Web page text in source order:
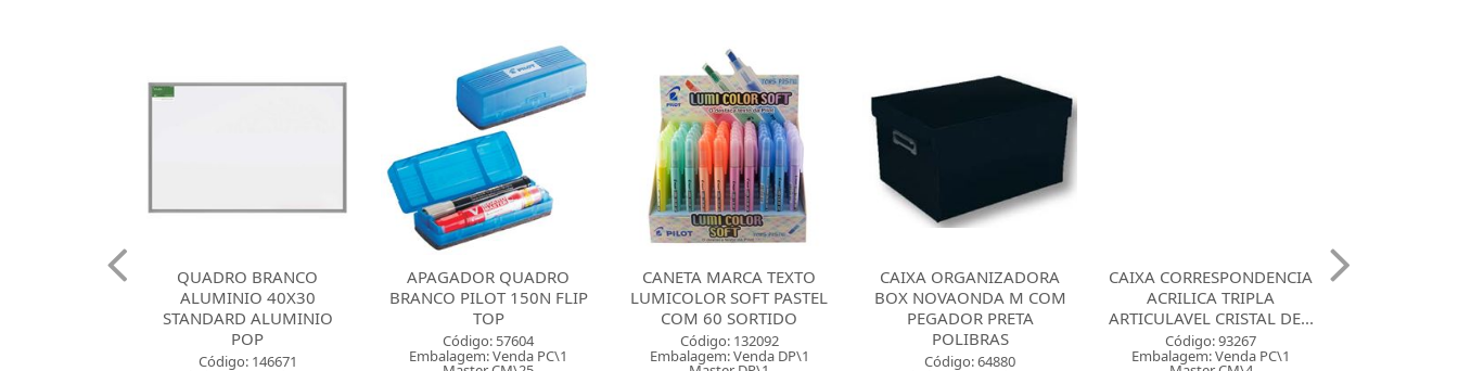
QUADRO BRANCO
ALUMINIO 40X30
STANDARD ALUMINIO
POP
Código: 146671
APAGADOR QUADRO
BRANCO PILOT 150N FLIP
TOP
Código: 57604
Embalagem: Venda PC\1
CANETA MARCA TEXTO
LUMICOLOR SOFT PASTEL
COM 60 SORTIDO
Código: 132092
Embalagem: Venda DP\1
CAIXA ORGANIZADORA
BOX NOVAONDA M COM
PEGADOR PRETA
POLIBRAS
Código: 64880
CAIXA CORRESPONDENCIA
ACRILICA TRIPLA
ARTICULAVEL CRISTAL DE...
Código: 93267
Embalagem: Venda PC\1